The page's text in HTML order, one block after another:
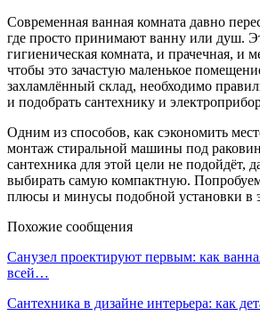
Современная ванная комната давно
где просто принимают ванну или душ.
гигиеническая комната, и прачечная, и
чтобы это зачастую маленькое
захламлённый склад, необходимо
и подобрать сантехнику и
Одним из способов, как сэкономить
монтаж стиральной машины под
сантехника для этой цели не подойдёт,
выбирать самую компактную. Попробуем
плюсы и минусы подобной установки в
Похожие сообщения
Санузел проектируют первым: как
всей…
Сантехника в дизайне интерьера: как